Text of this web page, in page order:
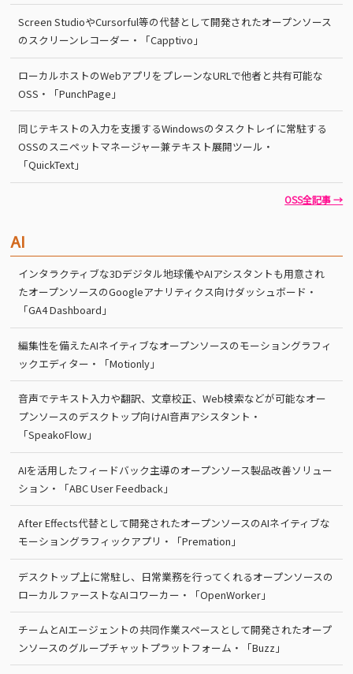
Screen StudioやCursorful等の代替として開発されたオープンソース
のスクリーンレコーダー・「Capptivo」
ローカルホストのWebアプリをプレーンなURLで他者と共有可能な
OSS・「PunchPage」
同じテキストの入力を支援するWindowsのタスクトレイに常駐する
OSSのスニペットマネージャー兼テキスト展開ツール・
「QuickText」
OSS全記事 →
AI
インタラクティブな3Dデジタル地球儀やAIアシスタントも用意され
たオープンソースのGoogleアナリティクス向けダッシュボード・
「GA4 Dashboard」
編集性を備えたAIネイティブなオープンソースのモーショングラフィ
ックエディター・「Motionly」
音声でテキスト入力や翻訳、文章校正、Web検索などが可能なオー
プンソースのデスクトップ向けAI音声アシスタント・
「SpeakoFlow」
AIを活用したフィードバック主導のオープンソース製品改善ソリュー
ション・「ABC User Feedback」
After Effects代替として開発されたオープンソースのAIネイティブな
モーショングラフィックアプリ・「Premation」
デスクトップ上に常駐し、日常業務を行ってくれるオープンソースの
ローカルファーストなAIコワーカー・「OpenWorker」
チームとAIエージェントの共同作業スペースとして開発されたオープ
ンソースのグループチャットプラットフォーム・「Buzz」